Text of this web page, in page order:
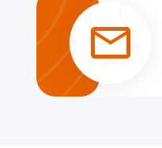
★★★
Seu nome